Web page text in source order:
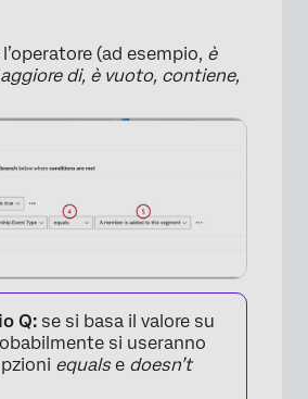
(ad esempio, è
di, è vuoto, contiene,
Q: se si basa il valore su
si useranno
equalse doesn’t